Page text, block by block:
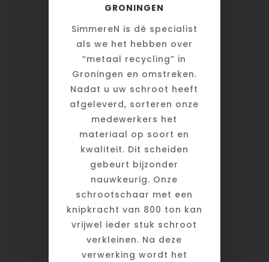
GRONINGEN
SimmereN is dé specialist
als we het hebben over
“metaal recycling” in
Groningen en omstreken.
Nadat u uw schroot heeft
afgeleverd, sorteren onze
medewerkers het
materiaal op soort en
kwaliteit. Dit scheiden
gebeurt bijzonder
nauwkeurig. Onze
schrootschaar met een
knipkracht van 800 ton kan
vrijwel ieder stuk schroot
verkleinen. Na deze
verwerking wordt het